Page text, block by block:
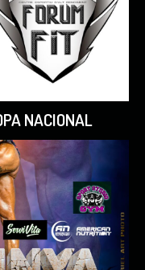
NACIONAL